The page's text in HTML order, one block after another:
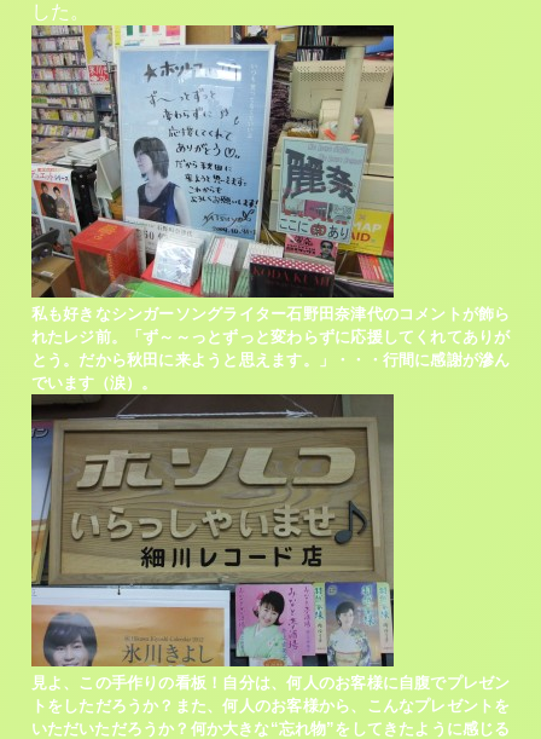
した。
私も好きなシンガーソングライター石野田奈津代のコメントが飾ら
れたレジ前。「ず～～っとずっと変わらずに応援してくれてありが
とう。だから秋田に来ようと思えます。」・・・行間に感謝が滲ん
でいます（涙）。
見よ、この手作りの看板！自分は、何人のお客様に自腹でプレゼン
トをしただろうか？また、何人のお客様から、こんなプレゼントを
いただいただろうか？何か大きな“忘れ物”をしてきたように感じる